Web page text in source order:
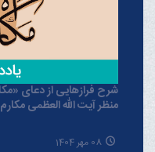
شرح فرازهایی از دعای
منظر آیت الله العظمی
08 مهر 1404